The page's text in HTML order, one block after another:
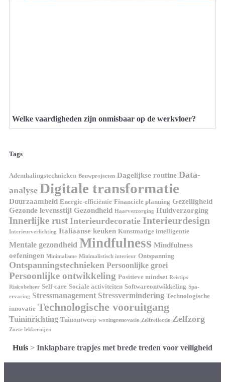
Welke vaardigheden zijn onmisbaar op de werkvloer?
Tags
Ademhalingstechnieken Bouwprojecten Dagelijkse routine Data-
analyse Digitale transformatie
Duurzaamheid Energie-efficiëntie Financiële planning Gezelligheid
Gezonde levensstijl Gezondheid Haarverzorging Huidverzorging
Innerlijke rust Interieurdecoratie Interieurdesign
Interieurverlichting Italiaanse keuken Kunstmatige intelligentie
Mentale gezondheid Mindfulness Mindfulness
oefeningen Minimalisme Minimalistisch interieur Ontspanning
Ontspanningstechnieken Persoonlijke groei
Persoonlijke ontwikkeling Positieve mindset Reistips
Risicobeheer Self-care Sociale activiteiten Softwareontwikkeling Spa-
ervaring Stressmanagement Stressvermindering Technologische
innovatie Technologische vooruitgang
Tuininrichting Tuinontwerp woningrenovatie Zelfreflectie Zelfzorg
Zoete lekkernijen
Huis > Inklapbare trapjes met brede treden voor veiligheid